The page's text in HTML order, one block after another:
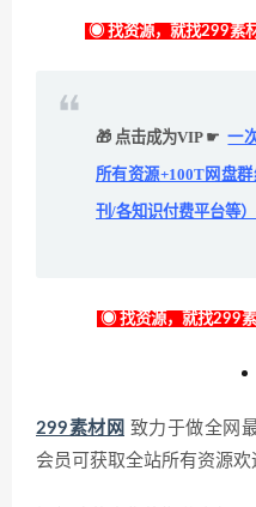
◉ 找资源，就找299素
🎁 点击成为VIP ☛ 一
所有资源+100T网盘
刊/各知识付费平台等
◉ 找资源，就找299
299素材网 致力于做全网
会员可获取全站所有资源欢